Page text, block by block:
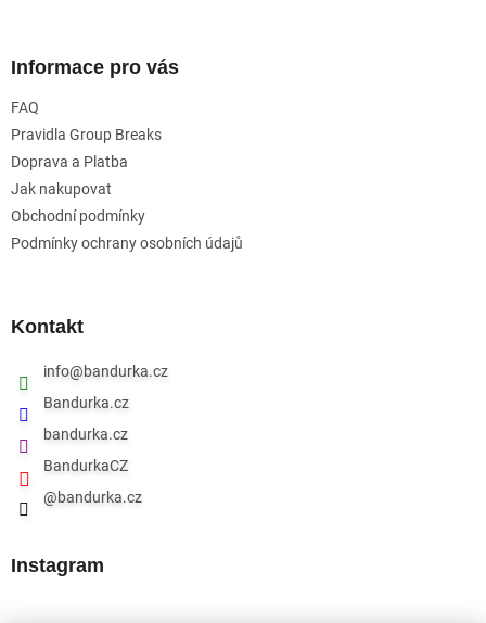
Informace pro vás
FAQ
Pravidla Group Breaks
Doprava a Platba
Jak nakupovat
Obchodní podmínky
Podmínky ochrany osobních údajů
Kontakt
info@bandurka.cz
Bandurka.cz
bandurka.cz
BandurkaCZ
@bandurka.cz
Instagram